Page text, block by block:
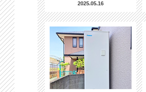
2025.05.16